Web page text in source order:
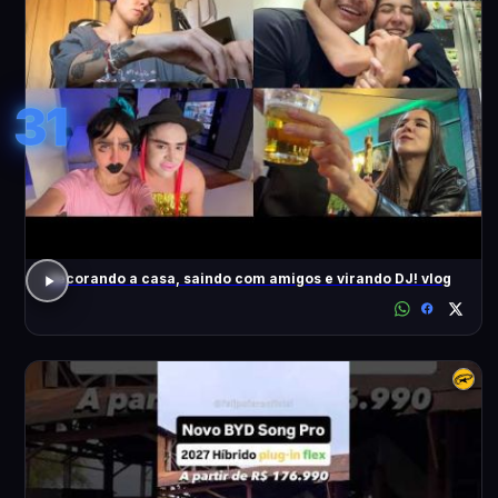
31
decorando a casa, saindo com amigos e virando DJ! vlog